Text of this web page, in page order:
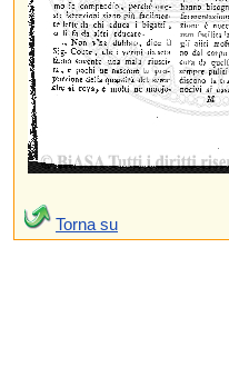
Torna su